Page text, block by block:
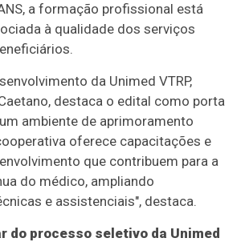
a formação profissional está
à qualidade dos serviços
da Unimed VTRP,
destaca o edital como porta
ambiente de aprimoramento
oferece capacitações e
que contribuem para a
do médico, ampliando
e assistenciais", destaca.
do processo seletivo da Unimed